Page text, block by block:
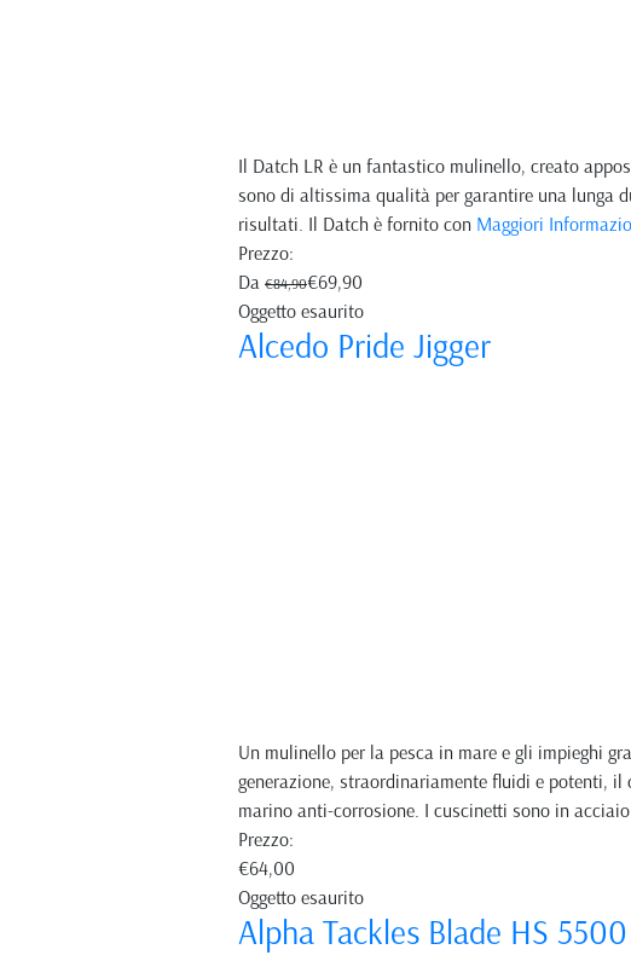
Il Datch LR è un fantastico mulinello, creato
sono di altissima qualità per garantire una lunga
risultati. Il Datch è fornito con Maggiori
Prezzo:
Da €84,90€69,90
Oggetto esaurito
Alcedo Pride Jigger
Un mulinello per la pesca in mare e gli impieghi
generazione, straordinariamente fluidi e potenti,
marino anti-corrosione. I cuscinetti sono in
Prezzo:
€64,00
Oggetto esaurito
Alpha Tackles Blade HS 5500